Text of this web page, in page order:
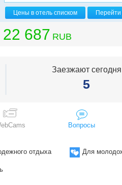
Цены в отель списком Перейти
22 687 RUB
Заезжают сегодня
5
Вопросы
отдыха Для